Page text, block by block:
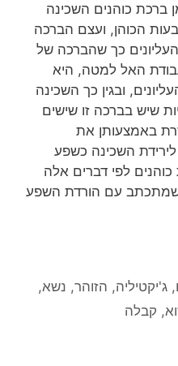
ברכת כוהנים השכינה
הכוהן, ועצם הברכה
כך שהברכה של
האל למטה, היא
ובגין כך השכינה
שיש בברכה זו שישים
באמצעותן את
השכינה כשפע
לפי דברים אלה
שמתכתב עם הורדת השפע
,ג'יקטיליה, הזוהר, נשא,
, קבלה